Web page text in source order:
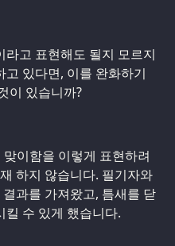
고 표현해도 될지 모르지
있다면, 이를 완화하기
이 있습니까?
이함을 이렇게 표현하려
하지 않습니다. 필기자와
과를 가져왔고, 틈새를 닫
킬 수 있게 했습니다.